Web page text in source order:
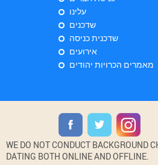
עלינו
שדכנים
שדכנית כניסה
אירועים
מאמרים הכרויות יהודים
WE DO NOT CONDUCT BACKGROUND
DATING BOTH ONLINE AND OFFLINE.